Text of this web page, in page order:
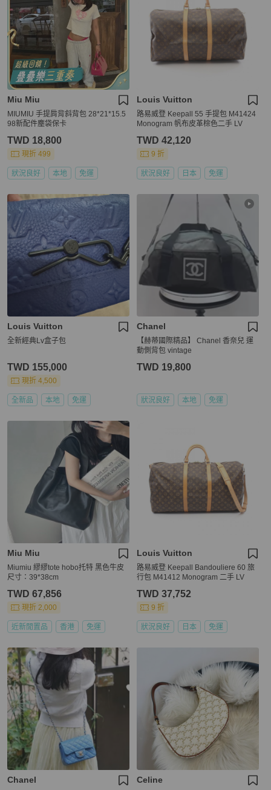
Miu Miu
MIUMIU 手提肩背斜背包 28*21*15.5
98新配件塵袋保卡
TWD 18,800
現折 499
狀況良好 本地 免運
Louis Vuitton
路易威登 Keepall 55 手提包 M41424
Monogram 帆布皮革棕色二手 LV
TWD 42,120
9 折
狀況良好 日本 免運
Louis Vuitton
全新經典Lv盒子包
TWD 155,000
現折 4,500
全新品 本地 免運
Chanel
【赫蒂國際精品】 Chanel 香奈兒 運
動側背包 vintage
TWD 19,800
狀況良好 本地 免運
Miu Miu
Miumiu 繆繆tote hobo托特 黑色牛皮
尺寸：39*38cm
TWD 67,856
現折 2,000
近新閒置品 香港 免運
Louis Vuitton
路易威登 Keepall Bandouliere 60 旅
行包 M41412 Monogram 二手 LV
TWD 37,752
9 折
狀況良好 日本 免運
Chanel Celine